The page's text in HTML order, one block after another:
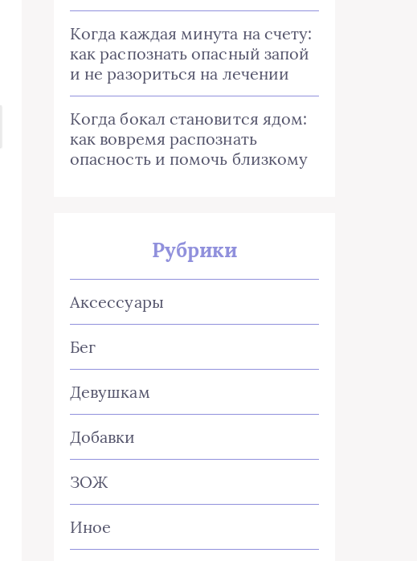
Когда каждая минута на счету:
как распознать опасный запой
и не разориться на лечении
Когда бокал становится ядом:
как вовремя распознать
опасность и помочь близкому
Рубрики
Аксессуары
Бег
Девушкам
Добавки
ЗОЖ
Иное